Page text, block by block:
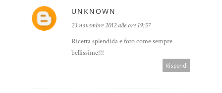
UNKNOWN
23 novembre 2012 alle ore 19:57
Ricetta splendida e foto come sempre
bellissime!!!
Rispondi